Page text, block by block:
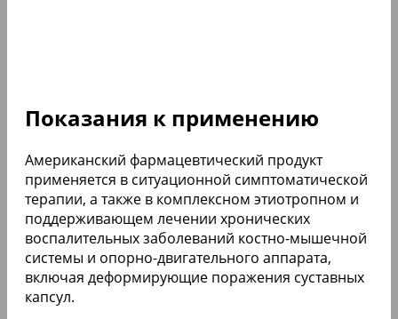
Показания к применению
Американский фармацевтический продукт
применяется в ситуационной симптоматической
терапии, а также в комплексном этиотропном и
поддерживающем лечении хронических
воспалительных заболеваний костно-мышечной
системы и опорно-двигательного аппарата,
включая деформирующие поражения суставных
капсул.